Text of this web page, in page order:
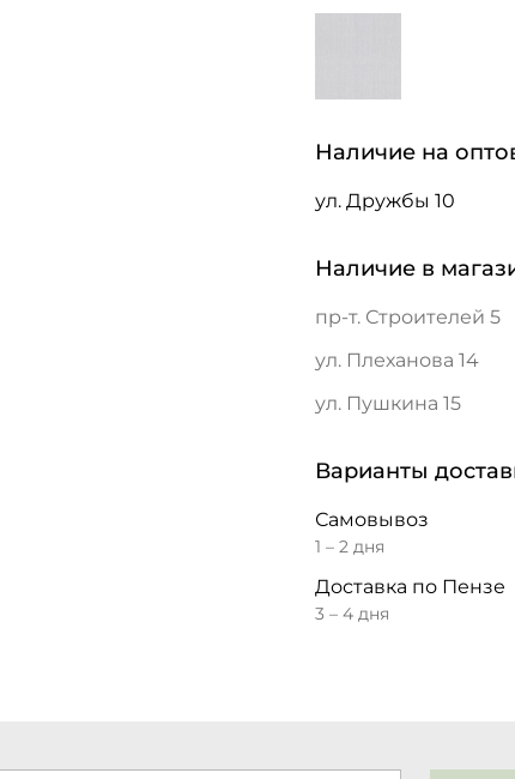
Наличие на
ул. Дружбы 10
Наличие в
пр-т. Строителей 5
ул. Плеханова 14
ул. Пушкина 15
Варианты
Самовывоз
1 – 2 дня
Доставка по Пензе
3 – 4 дня